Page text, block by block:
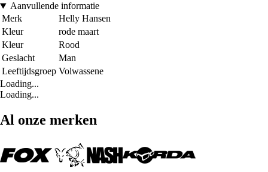
Aanvullende informatie
Merk
Helly Hansen
Kleur
rode maart
Kleur
Rood
Geslacht
Man
Leeftijdsgroep Volwassene
Loading...
Loading...
Al onze merken